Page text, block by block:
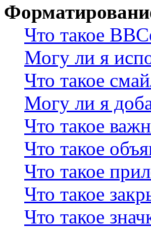
Что такое
Могу ли я
Что такое
Могу ли я
Что такое
Что такое
Что такое
Что такое
Что такое